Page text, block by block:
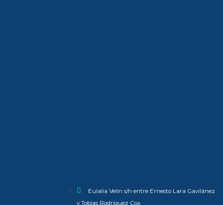
Eulalia Velín s/n entre Ernesto Lara Gavilánez
y Tobías Rodríguez Cox